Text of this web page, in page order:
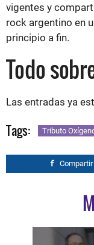
vigentes y
rock argentino en
principio a fin.
Todo
Las entradas ya
Tags: Tributo
Compartir